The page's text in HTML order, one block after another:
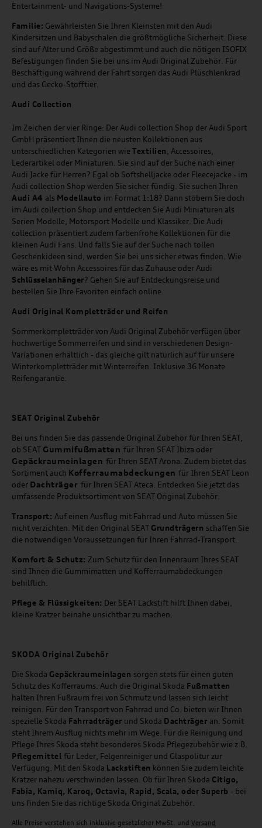
Entertainment- und Navigations-Systeme!
Familie: Gewährleisten Sie Ihren Kleinsten mit den Audi
Kindersitzen und Babyschalen die größtmögliche Sicherheit. Diese
sind auf Alter und Größe abgestimmt und auch die nötigen ISOFIX
Befestigungen finden Sie bei uns im Audi Original Zubehör. Für
Beschäftigung während der Fahrt sorgen das Audi Plüschlenkrad
und das Gecko-Stofftier.
Audi Collection
Im Zeichen der vier Ringe: Der Audi collection Shop der Audi Sport
GmbH präsentiert Ihnen die neusten Kollektionen aus
unterschiedlichen Kategorien wie Textilien, Accessoires,
Lederartikel oder Miniaturen. Sie sind auf der Suche nach einer
Audi Jacke für Herren? Egal ob Softshelljacke oder Fleecejacke - im
Audi collection Shop werden Sie sicher fündig. Sie suchen Ihren
Audi A4 als Modellauto im Format 1:18? Dann stöbern Sie doch
im Audi collection Shop und entdecken Sie Audi Miniaturen als
Serien Modelle, Motorsport Modelle und Klassiker. Die Audi
collection präsentiert zudem farbenfrohe Kollektionen für die
kleinen Audi Fans. Und falls Sie auf der Suche nach tollen
Geschenkideen sind, werden Sie bei uns sicher etwas finden. Wie
wäre es mit Wohn Accessoires für das Zuhause oder Audi
Schlüsselanhänger? Gehen Sie auf Entdeckungsreise und
bestellen Sie Ihre Favoriten einfach online.
Audi Original Kompletträder und Reifen
Sommerkompletträder von Audi Original Zubehör verfügen über
hochwertige Sommerreifen und sind in verschiedenen Design-
Variationen erhältlich - das gleiche gilt natürlich auf für unsere
Winterkompletträder mit Winterreifen. Inklusive 36 Monate
Reifengarantie.
SEAT Original Zubehör
Bei uns finden Sie das passende Original Zubehör für Ihren SEAT,
ob SEAT Gummifußmatten für Ihren SEAT Ibiza oder
Gepäckraumeinlagen für Ihren SEAT Arona. Zudem bietet das
Sortiment auch Kofferraumabdeckungen für Ihren SEAT Leon
oder Dachträger für Ihren SEAT Ateca. Entdecken Sie jetzt das
umfassende Produktsortiment von SEAT Original Zubehör.
Transport: Auf einen Ausflug mit Fahrrad und Auto müssen Sie
nicht verzichten. Mit den Original SEAT Grundträgern schaffen Sie
die notwendigen Voraussetzungen für Ihren Fahrrad-Transport.
Komfort & Schutz: Zum Schutz für den Innenraum Ihres SEAT
sind Ihnen die Gummimatten und Kofferraumabdeckungen
behilflich.
Pflege & Flüssigkeiten: Der SEAT Lackstift hilft Ihnen dabei,
kleine Kratzer beinahe unsichtbar zu machen.
SKODA Original Zubehör
Die Skoda Gepäckraumeinlagen sorgen stets für einen guten
Schutz des Kofferraums. Auch die Original Skoda Fußmatten
halten Ihren Fußraum frei von Schmutz und lassen sich leicht
reinigen. Für den Transport von Fahrrad und Co. bieten wir Ihnen
spezielle Skoda Fahrradträger und Skoda Dachträger an. Somit
steht Ihrem Ausflug nichts mehr im Wege. Für die Reinigung und
Pflege Ihres Skoda steht besonderes Skoda Pflegezubehör wie z.B.
Pflegemittel für Leder, Felgenreiniger und Glaspolitur zur
Verfügung. Mit den Skoda Lackstiften können Sie zudem leichte
Kratzer nahezu verschwinden lassen. Ob für Ihren Skoda Citigo,
Fabia, Kamiq, Karoq, Octavia, Rapid, Scala, oder Superb - bei
uns finden Sie das richtige Skoda Original Zubehör.
Alle Preise verstehen sich inklusive gesetzlicher MwSt. und Versand